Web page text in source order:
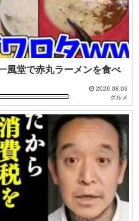
風堂で赤丸ラーメンを食べ
2026.08.03
グルメ